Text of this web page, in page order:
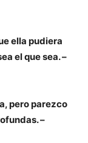
ella pudiera
el que sea. –
pero parezco
–